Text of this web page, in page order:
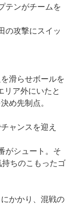
テンがチームを
の攻撃にスイッ
滑らせボールを
リア外にいたと
め先制点。
ャンスを迎え
がシュート。そ
ちのこもったゴ
かかり、混戦の